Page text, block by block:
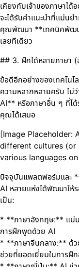
เคียงกับเจ้าของภาษาได้
จะได้รับคำแนะนำที่แม่นย
คุณพัฒนา **เทคนิคพัฒนา
เลยทีเดียว
## 3. ฝึกได้หลายภาษา
ข้อดีอีกอย่างของเทคโน
ความหลากหลายครับ ไ
AI** หรือภาษาอื่น ๆ ที่ไ
คุณได้เสมอ
[Image Placeholder:
different cultures (or
various languages
ปัจจุบันแพลตฟอร์มและ
AI หลายแห่งได้พัฒนาให้ร
เป็น:
* **ภาษาอังกฤษ:** แน่น
การฝึกพูดด้วย AI
* **ภาษาจีนกลาง:** ด้
ช่วยที่ยอดเยี่ยมในการฝึ